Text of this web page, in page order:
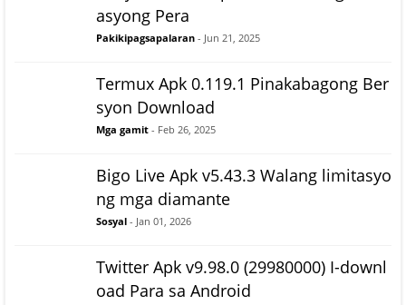
asyong Pera
Pakikipagsapalaran - Jun 21, 2025
Termux Apk 0.119.1 Pinakabagong Ber
syon Download
Mga gamit - Feb 26, 2025
Bigo Live Apk v5.43.3 Walang limitasyo
ng mga diamante
Sosyal - Jan 01, 2026
Twitter Apk v9.98.0 (29980000) I-downl
oad Para sa Android